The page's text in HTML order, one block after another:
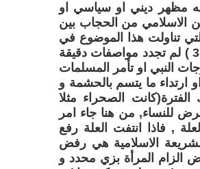
مظهر ديني او سياسي او
الاسلامي من الحجاب بين
تناولت هذا الموضوع في
القرآن الكريم ، سورة الاحزاب (الآيات 53 و 59 ) سورة النور (الآية 31 ) لم تجدد مواصفات دقيقة
النبي او تأمر المسلمات
ما يتسم بالحشمة و
الصحراء مثلا
للنساء, من هنا جاء امر
, فاذا انتفت العلة رفع
الاسلامية هي رفض
الزام المرأة بزي محدد و